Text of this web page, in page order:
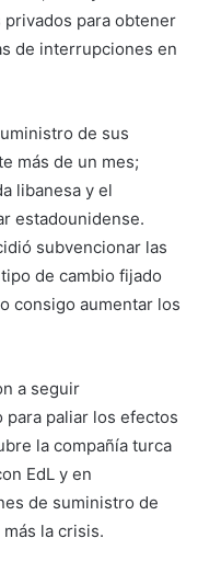
para obtener
de interrupciones en
de sus
más de un mes;
libanesa y el
estadounidense.
subvencionar las
de cambio fijado
consigo aumentar los
a seguir
paliar los efectos
la compañía turca
EdL y en
de suministro de
la crisis.